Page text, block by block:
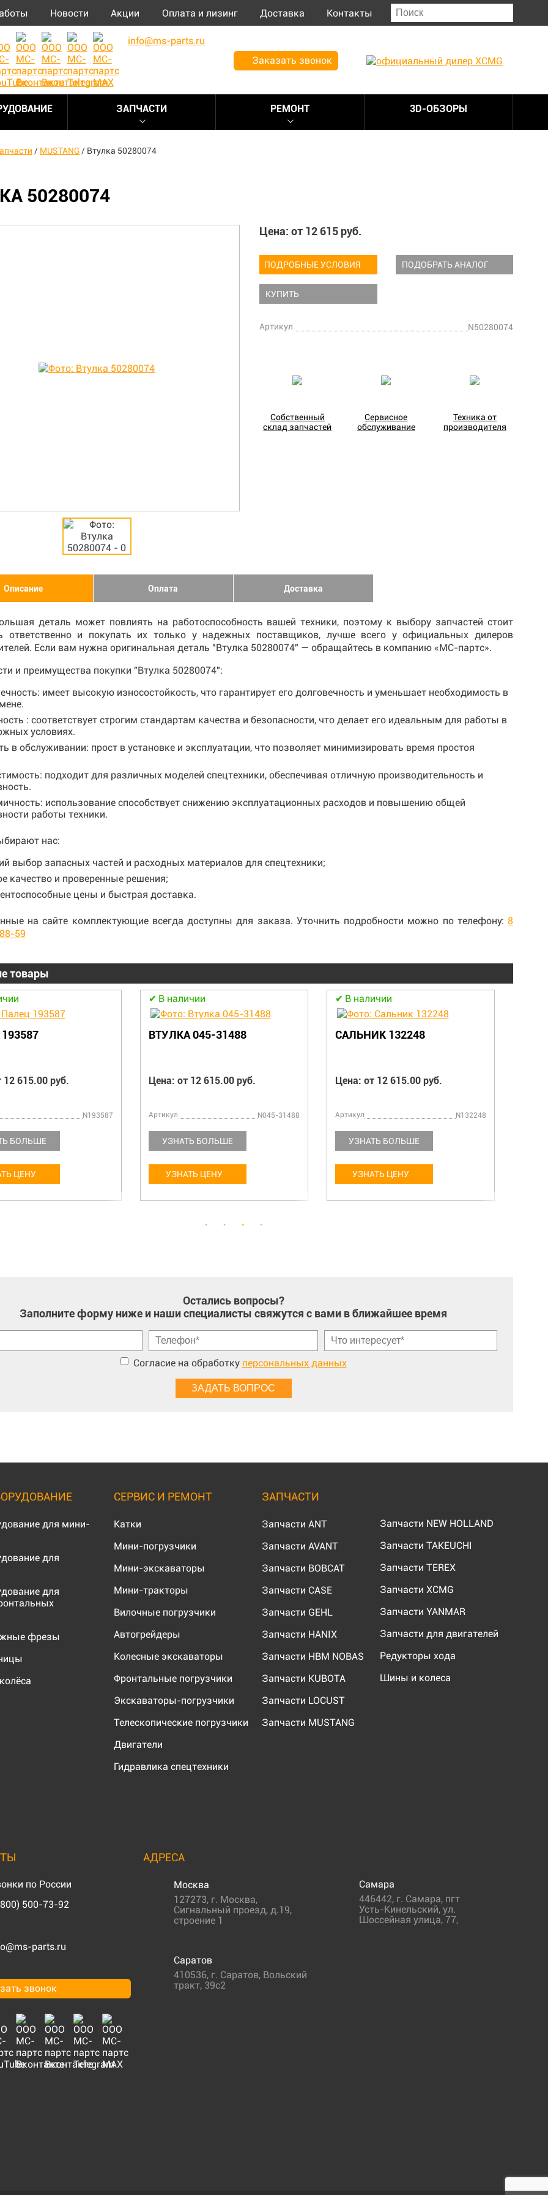
Новости Акции Оплата и лизинг Доставка Контакты
info@ms-parts.ru
Заказать звонок
ЗАПЧАСТИ РЕМОНТ 3D-ОБЗОРЫ
/ MUSTANG / Втулка 50280074
50280074
Цена: от 12 615 руб.
ПОДРОБНЫЕ УСЛОВИЯ ПОДОБРАТЬ АНАЛОГ
КУПИТЬ
Артикул N50280074
Собственный
склад запчастей
Сервисное
обслуживание
Техника от
производителя
Описание Оплата Доставка
деталь может повлиять на работоспособность вашей техники, поэтому к выбору запчастей стоит
ответственно и покупать их только у надежных поставщиков, лучше всего у официальных дилеров
Если вам нужна оригинальная деталь "Втулка 50280074" — обращайтесь в компанию «МС-партс».
и преимущества покупки "Втулка 50280074":
имеет высокую износостойкость, что гарантирует его долговечность и уменьшает необходимость в
: соответствует строгим стандартам качества и безопасности, что делает его идеальным для работы в
условиях.
в обслуживании: прост в установке и эксплуатации, что позволяет минимизировать время простоя
подходит для различных моделей спецтехники, обеспечивая отличную производительность и
использование способствует снижению эксплуатационных расходов и повышению общей
работы техники.
нас:
выбор запасных частей и расходных материалов для спецтехники;
качество и проверенные решения;
цены и быстрая доставка.
на сайте комплектующие всегда доступны для заказа. Уточнить подробности можно по телефону: 8
59
товары
12 615.00 руб.
N193587
БОЛЬШЕ
ЦЕНУ
В наличии
ВТУЛКА 045-31488
Цена: от 12 615.00 руб.
Артикул N045-31488
УЗНАТЬ БОЛЬШЕ
УЗНАТЬ ЦЕНУ
В наличии
САЛЬНИК 132248
Цена: от 12 615.00 руб.
Артикул N132248
УЗНАТЬ БОЛЬШЕ
УЗНАТЬ ЦЕНУ
Остались вопросы?
Заполните форму ниже и наши специалисты свяжутся с вами в ближайшее время
Согласие на обработку персональных данных
для мини-
для
для
фрезы
СЕРВИС И РЕМОНТ
Катки
Мини-погрузчики
Мини-экскаваторы
Мини-тракторы
Вилочные погрузчики
Автогрейдеры
Колесные экскаваторы
Фронтальные погрузчики
Экскаваторы-погрузчики
Телескопические погрузчики
Двигатели
Гидравлика спецтехники
ЗАПЧАСТИ
Запчасти ANT
Запчасти AVANT
Запчасти BOBCAT
Запчасти CASE
Запчасти GEHL
Запчасти HANIX
Запчасти HBM NOBAS
Запчасти KUBOTA
Запчасти LOCUST
Запчасти MUSTANG
Запчасти NEW HOLLAND
Запчасти TAKEUCHI
Запчасти TEREX
Запчасти XCMG
Запчасти YANMAR
Запчасти для двигателей
Редукторы хода
Шины и колеса
по России
500-73-92
parts.ru
звонок
АДРЕСА
Москва
127273, г. Москва,
Сигнальный проезд, д.19,
строение 1
Саратов
410536, г. Саратов, Вольский
тракт, 39с2
Самара
446442, г. Самара, пгт
Усть-Кинельский, ул.
Шоссейная улица, 77,